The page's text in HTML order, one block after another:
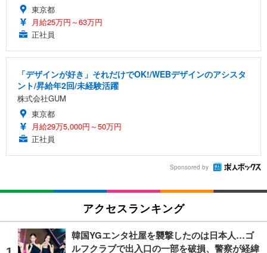
東京都
月給25万円～63万円
正社員
「デザインが好き」それだけでOK!/WEBデザインのアシスタ
ント/昇給年2回/未経験活躍
株式会社GUM
東京都
月給29万5,000円～50万円
正社員
Sponsored by
アクセスランキング
韓国YGエンタ社屋を襲撃したのは日本人…ゴ
ルフクラブで出入口の一部を破損、警察が経緯